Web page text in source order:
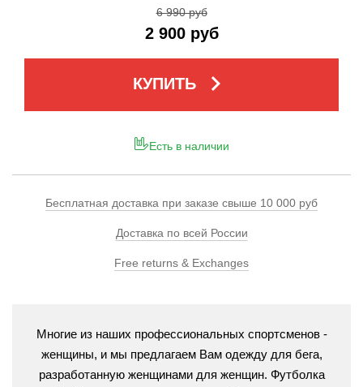
6 990 руб
2 900 руб
КУПИТЬ keyboard_arrow_right
Есть в наличии
Бесплатная доставка при заказе свыше 10 000 руб
Доставка по всей России
Free returns & Exchanges
Многие из наших профессиональных спортсменов -
женщины, и мы предлагаем Вам одежду для бега,
разработанную женщинами для женщин. Футболка